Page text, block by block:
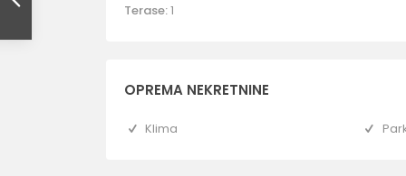
Terase:1
OPREMA NEKRETNINE
Klima